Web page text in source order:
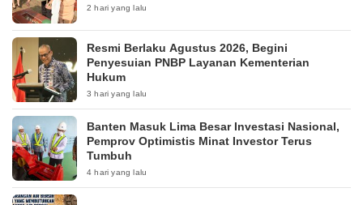
2 hari yang lalu
Resmi Berlaku Agustus 2026, Begini
Penyesuian PNBP Layanan Kementerian
Hukum
3 hari yang lalu
Banten Masuk Lima Besar Investasi Nasional,
Pemprov Optimistis Minat Investor Terus
Tumbuh
4 hari yang lalu